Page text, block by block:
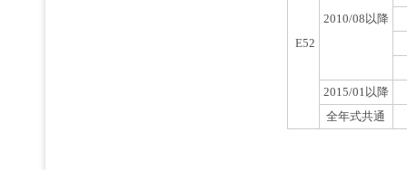
E52
2010/08以降
2015/01以降
全年式共通